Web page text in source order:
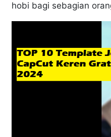
hobi bagi sebagian